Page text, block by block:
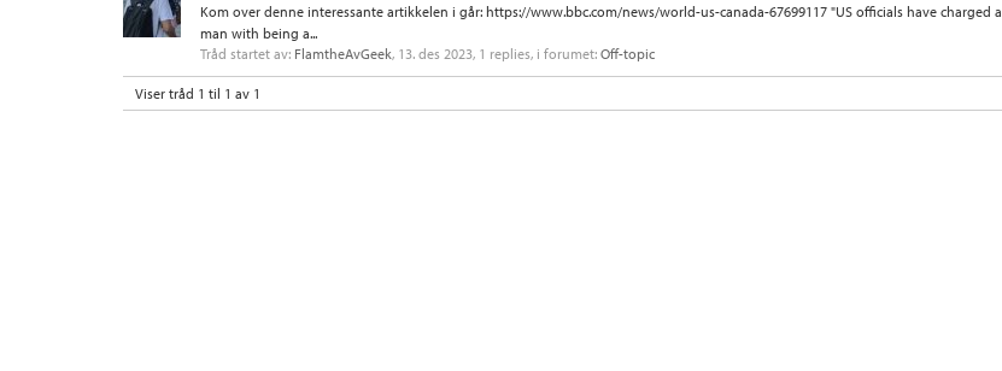
Kom over denne interessante artikkelen i går: https://www.bbc.com/news/world-us-canada-67699117 "US officials have charged a
man with being a...
Tråd startet av: FlamtheAvGeek, 13. des 2023, 1 replies, i forumet: Off-topic
Viser tråd 1 til 1 av 1